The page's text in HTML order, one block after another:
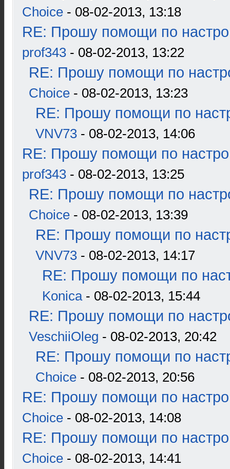
Choice - 08-02-2013, 13:18
RE: Прошу помощи по
prof343 - 08-02-2013, 13:22
RE: Прошу помощи по
Choice - 08-02-2013, 13:23
RE: Прошу помощи по
VNV73 - 08-02-2013, 14:06
RE: Прошу помощи по
prof343 - 08-02-2013, 13:25
RE: Прошу помощи по
Choice - 08-02-2013, 13:39
RE: Прошу помощи по
VNV73 - 08-02-2013, 14:17
RE: Прошу помощи по
Konica- 08-02-2013, 15:44
RE: Прошу помощи по
VeschiiOleg - 08-02-2013, 20:42
RE: Прошу помощи по
Choice - 08-02-2013, 20:56
RE: Прошу помощи по
Choice - 08-02-2013, 14:08
RE: Прошу помощи по
Choice - 08-02-2013, 14:41